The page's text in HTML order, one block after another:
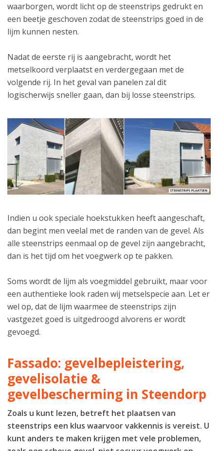
waarborgen, wordt licht op de steenstrips gedrukt en
een beetje geschoven zodat de steenstrips goed in de
lijm kunnen nesten.
Nadat de eerste rij is aangebracht, wordt het
metselkoord verplaatst en verdergegaan met de
volgende rij. In het geval van panelen zal dit
logischerwijs sneller gaan, dan bij losse steenstrips.
Indien u ook speciale hoekstukken heeft aangeschaft,
dan begint men veelal met de randen van de gevel. Als
alle steenstrips eenmaal op de gevel zijn aangebracht,
dan is het tijd om het voegwerk op te pakken.
Soms wordt de lijm als voegmiddel gebruikt, maar voor
een authentieke look raden wij metselspecie aan. Let er
wel op, dat de lijm waarmee de steenstrips zijn
vastgezet goed is uitgedroogd alvorens er wordt
gevoegd.
Fassado: gevelbepleistering,
gevelisolatie &
gevelbescherming in Steendorp
Zoals u kunt lezen, betreft het plaatsen van
steenstrips een klus waarvoor vakkennis is vereist. U
kunt anders te maken krijgen met vele problemen,